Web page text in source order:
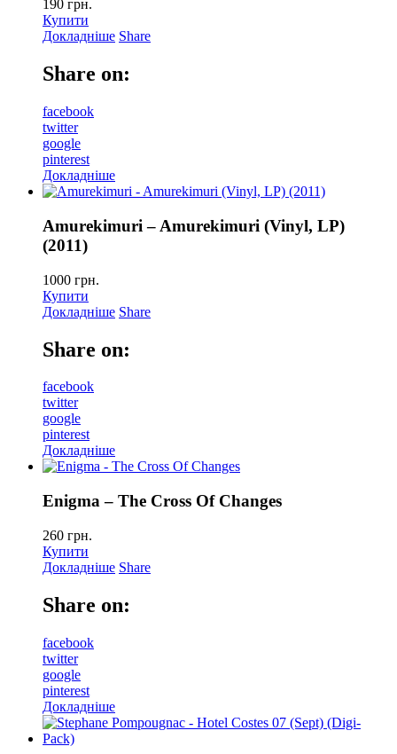
190 грн.
Купити
Докладніше Share
Share on:
facebook
twitter
google
pinterest
Докладніше
Amurekimuri – Amurekimuri (Vinyl, LP)
(2011)
1000 грн.
Купити
Докладніше Share
Share on:
facebook
twitter
google
pinterest
Докладніше
Enigma – The Cross Of Changes
260 грн.
Купити
Докладніше Share
Share on:
facebook
twitter
google
pinterest
Докладніше